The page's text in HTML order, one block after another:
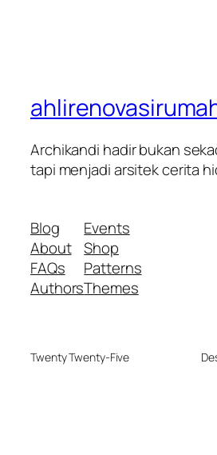
Archikandi hadir bukan
tapi menjadi arsitek cerita
Blog
About
FAQs
Authors
Events
Shop
Patterns
Themes
Twenty Twenty-Five